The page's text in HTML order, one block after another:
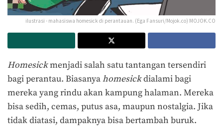
ilustrasi - mahasiswa homesick di perantauan. (Ega Fansuri/Mojok.co) MOJOK.CO
Homesickmenjadi salah satu tantangan tersendiri
bagi perantau. Biasanyahomesickdialami bagi
mereka yang rindu akan kampung halaman. Mereka
bisa sedih, cemas, putus asa, maupun nostalgia. Jika
tidak diatasi, dampaknya bisa bertambah buruk.